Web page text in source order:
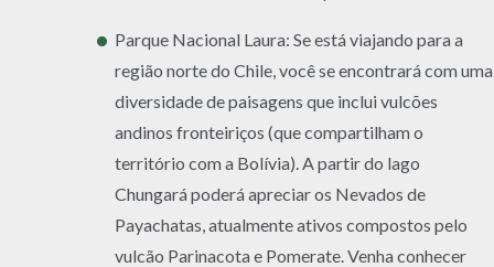
Parque Nacional Laura: Se está viajando para a
região norte do Chile, você se encontrará com uma
diversidade de paisagens que inclui vulcões
andinos fronteiriços (que compartilham o
território com a Bolívia). A partir do lago
Chungará poderá apreciar os Nevados de
Payachatas, atualmente ativos compostos pelo
vulcão Parinacota e Pomerate. Venha conhecer